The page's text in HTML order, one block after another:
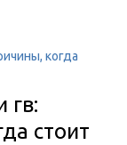
когда
гв:
стоит